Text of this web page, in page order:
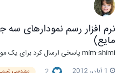
نرم افزار رسم نمودارهای سه
مایع)
mim-shimiپاسخی ارسال کرد برای یک